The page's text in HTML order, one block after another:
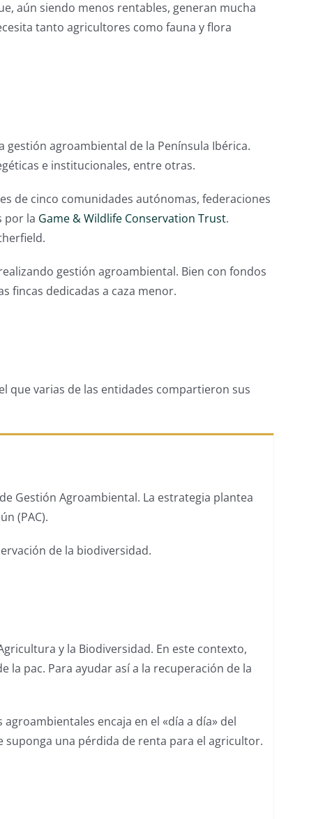
aún siendo menos rentables, generan mucha
tanto agricultores como fauna y flora
agroambiental de la Península Ibérica.
e institucionales, entre otras.
de cinco comunidades autónomas, federaciones
por la Game & Wildlife Conservation Trust.
gestión agroambiental. Bien con fondos
fincas dedicadas a caza menor.
que varias de las entidades compartieron sus
Gestión Agroambiental. La estrategia plantea
(PAC).
de la biodiversidad.
y la Biodiversidad. En este contexto,
la pac. Para ayudar así a la recuperación de la
encaja en el «día a día» del
una pérdida de renta para el agricultor.